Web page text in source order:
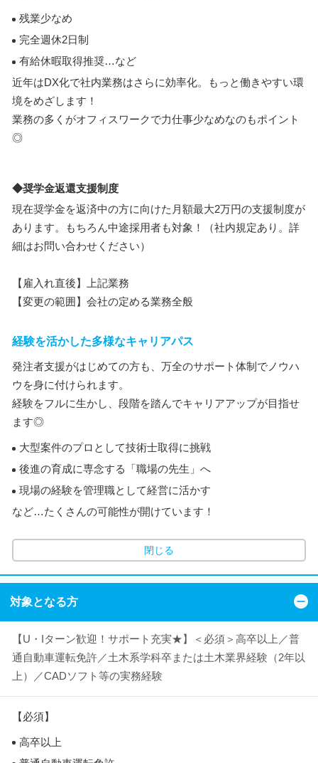
残業少なめ
完全週休2日制
有給休暇取得推奨…など
近年はDX化で社内業務はさらに効率化。もっと働きやすい環
境をめざします！
業務の多くがオフィスワークで力仕事少なめなのもポイント
◎
◆奨学金返還支援制度
現在奨学金を返済中の方に向けた月額最大2万円の支援制度が
あります。もちろん中途採用者も対象！（社内規定あり。詳
細はお問い合わせください）
【雇入れ直後】上記業務
【変更の範囲】会社の定める業務全般
経験を活かした多様なキャリアパス
発注者支援がはじめての方も、万全のサポート体制でノウハ
ウを身に付けられます。
経験をフルに生かし、段階を踏んでキャリアアップが目指せ
ます◎
大型案件のプロとして技術士取得に挑戦
後進の育成に専念する「職場の先生」へ
現場の経験を管理職として経営に活かす
など…たくさんの可能性が開けています！
閉じる
対象となる方
【U・Iターン歓迎！サポート充実★】＜必須＞高卒以上／普
通自動車運転免許／土木系学科卒または土木業界経験（2年以
上）／CADソフト等の実務経験
【必須】
高卒以上